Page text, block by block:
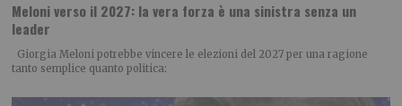
Meloni verso il 2027: la vera forza è una sinistra senza un
leader
Giorgia Meloni potrebbe vincere le elezioni del 2027 per una ragione
tanto semplice quanto politica: